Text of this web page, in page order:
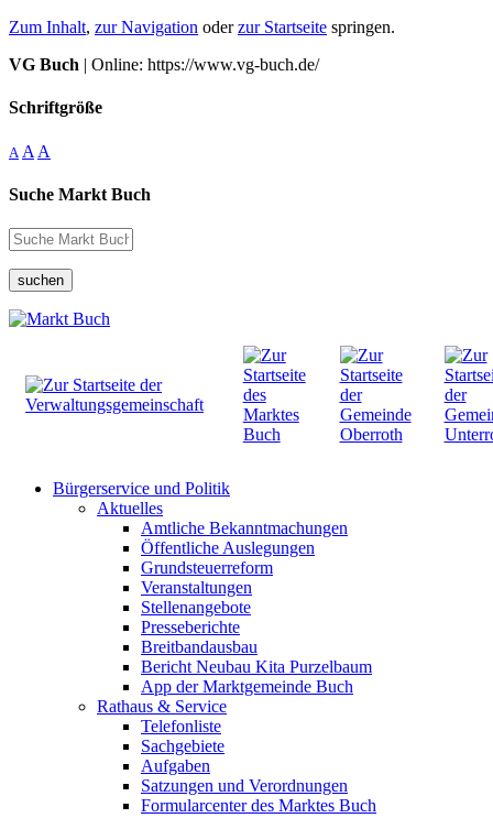
Zum Inhalt, zur Navigation oderzur Startseite springen.
VG Buch | Online: https://www.vg-buch.de/
Schriftgröße
A A A
Suche Markt Buch
suchen
Bürgerservice und Politik
Aktuelles
Amtliche Bekanntmachungen
Öffentliche Auslegungen
Grundsteuerreform
Veranstaltungen
Stellenangebote
Presseberichte
Breitbandausbau
Bericht Neubau Kita Purzelbaum
App der Marktgemeinde Buch
Rathaus & Service
Telefonliste
Sachgebiete
Aufgaben
Satzungen und Verordnungen
Formularcenter des Marktes Buch